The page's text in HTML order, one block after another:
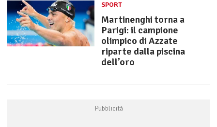
SPORT
Martinenghi torna a
Parigi: il campione
olimpico di Azzate
riparte dalla piscina
dell’oro